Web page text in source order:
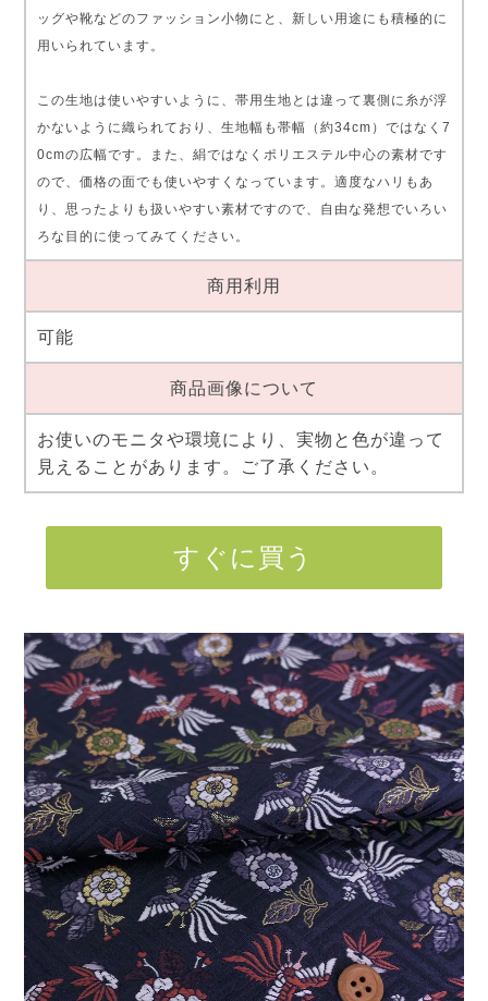
ッグや靴などのファッション小物にと、新しい用途にも積極的に
用いられています。
この生地は使いやすいように、帯用生地とは違って裏側に糸が浮
かないように織られており、生地幅も帯幅（約34cm）ではなく7
0cmの広幅です。また、絹ではなくポリエステル中心の素材です
ので、価格の面でも使いやすくなっています。適度なハリもあ
り、思ったよりも扱いやすい素材ですので、自由な発想でいろい
ろな目的に使ってみてください。
商用利用
可能
商品画像について
お使いのモニタや環境により、実物と色が違って
見えることがあります。ご了承ください。
すぐに買う